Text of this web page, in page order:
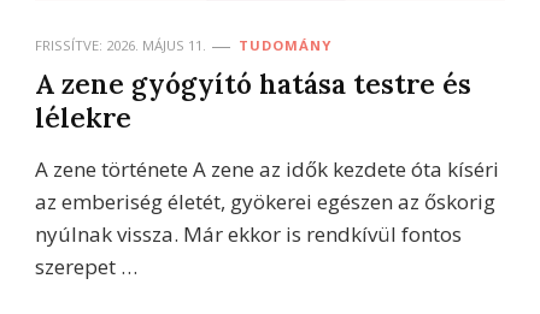
FRISSÍTVE: 2026. MÁJUS 11. TUDOMÁNY
A zene gyógyító hatása testre és
lélekre
A zene története A zene az idők kezdete óta kíséri
az emberiség életét, gyökerei egészen az őskorig
nyúlnak vissza. Már ekkor is rendkívül fontos
szerepet …